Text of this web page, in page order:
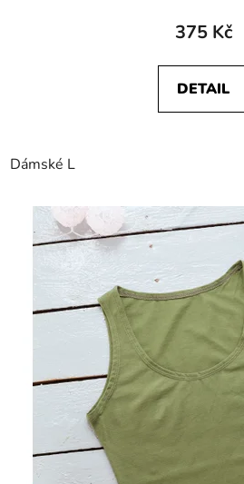
375 Kč
DETAIL
Dámské L